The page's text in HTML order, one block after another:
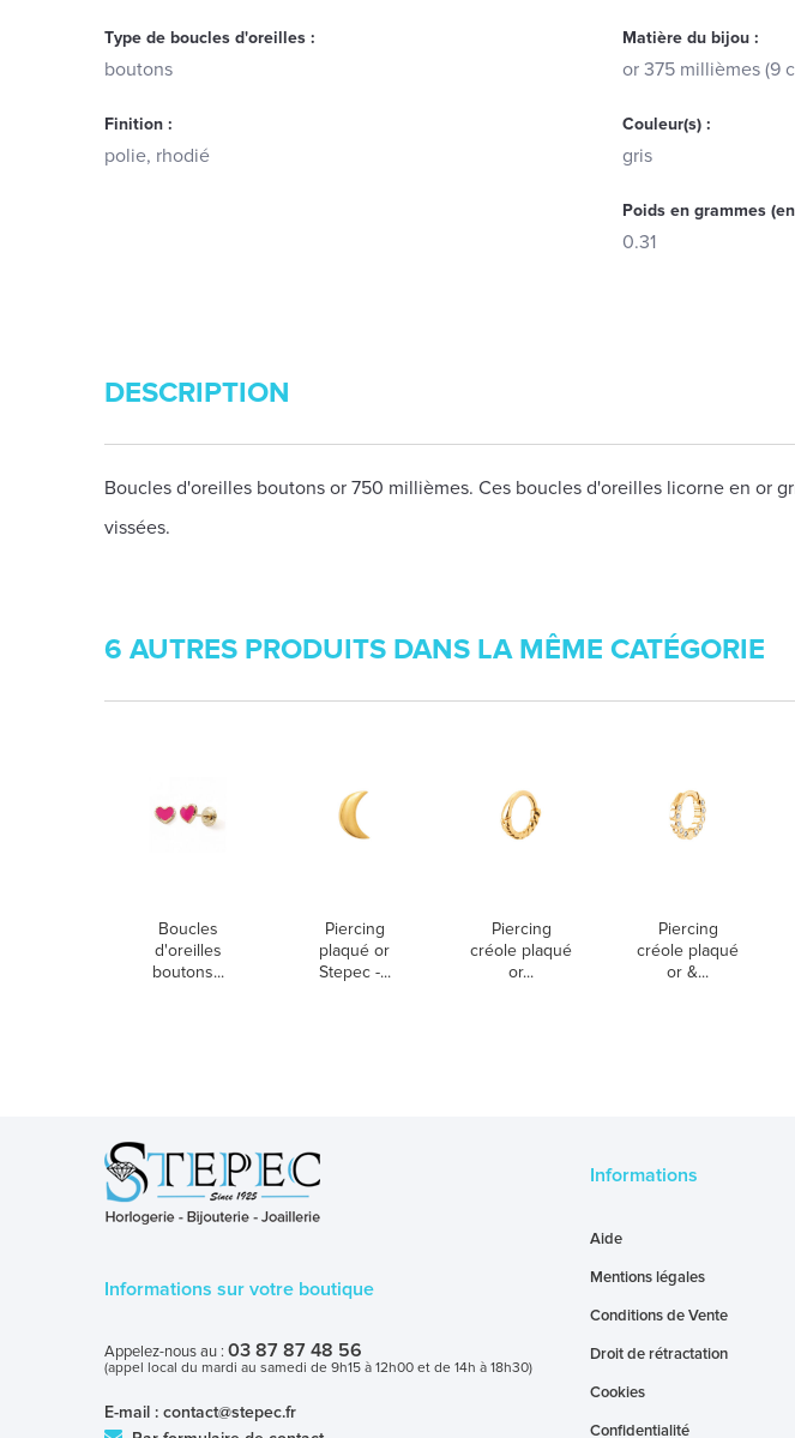
Type de boucles d'oreilles :
boutons
Matière du bijou :
or 375 millièmes (9
Finition :
polie, rhodié
Couleur(s) :
gris
Poids en grammes
0.31
DESCRIPTION
Boucles d'oreilles boutons or 750 millièmes. Ces boucles d'oreilles licorne en or
vissées.
6 AUTRES PRODUITS DANS LA MÊME CATÉGORIE
Boucles
d'oreilles
boutons...
Piercing
plaqué or
Stepec -...
Piercing
créole plaqué
or...
Piercing
créole plaqué
or &...
Informations sur votre boutique
Appelez-nous au : 03 87 87 48 56
(appel local du mardi au samedi de 9h15 à 12h00 et de 14h à 18h30)
E-mail : contact@stepec.fr
Informations
Aide
Mentions légales
Conditions de Vente
Droit de rétractation
Cookies
Confidentialité